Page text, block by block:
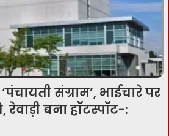
संग्राम’, भाईचारे पर
रेवाड़ी बना हॉटस्पॉट-: